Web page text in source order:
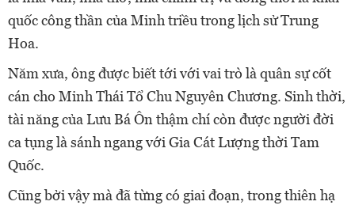
quốc công thần của Minh triều trong lịch sử Trung
Hoa.
Năm xưa, ông được biết tới với vai trò là quân sự cốt
cán cho Minh Thái Tổ Chu Nguyên Chương. Sinh thời,
tài năng của Lưu Bá Ôn thậm chí còn được người đời
ca tụng là sánh ngang với Gia Cát Lượng thời Tam
Quốc.
Cũng bởi vậy mà đã từng có giai đoạn, trong thiên hạ